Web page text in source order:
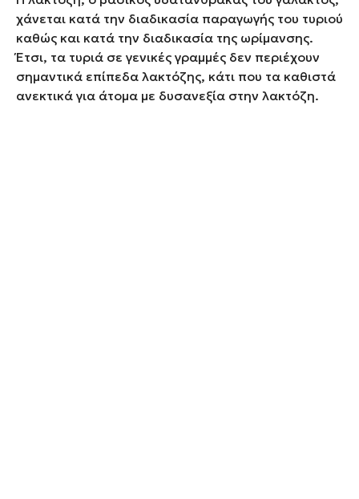
χάνεται κατά την διαδικασία παραγωγής του τυριού
καθώς και κατά την διαδικασία της ωρίμανσης.
Έτσι, τα τυριά σε γενικές γραμμές δεν περιέχουν
σημαντικά επίπεδα λακτόζης, κάτι που τα καθιστά
ανεκτικά για άτομα με δυσανεξία στην λακτόζη.